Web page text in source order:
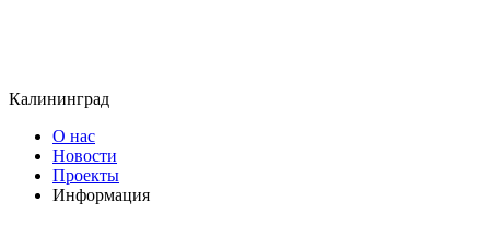
Калининград
О нас
Новости
Проекты
Информация